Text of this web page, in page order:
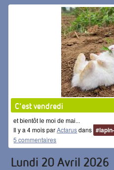
C'est vendredi
et bientôt le moi de mai...
Il y a 4 mois parActarusdans
5 commentaires
Lundi 20 Avril 2026